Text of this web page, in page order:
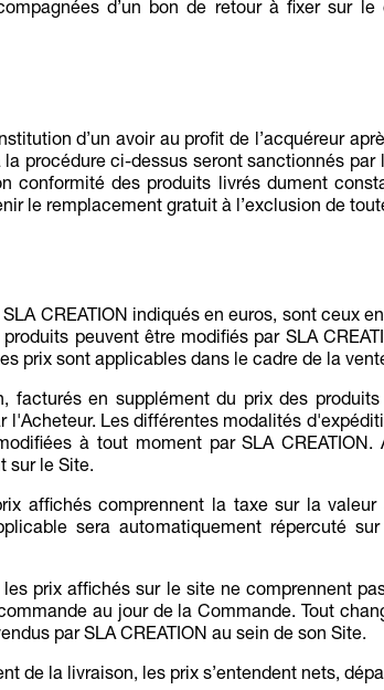
d’un bon de retour à fixer sur
d’un avoir au profit de l’acquéreur
procédure ci-dessus seront sanctionnés par
conformité des produits livrés dument
le remplacement gratuit à l’exclusion de
CREATION indiqués en euros, sont ceux
peuvent être modifiés par SLA
prix sont applicables dans le cadre de la
facturés en supplément du prix des
Les différentes modalités
à tout moment par SLA CREATION.
sur le Site.
affichés comprennent la taxe sur la
sera automatiquement répercuté
prix affichés sur le site ne comprennent
au jour de la Commande. Tout
par SLA CREATION au sein de son Site.
de la livraison, les prix s’entendent nets,